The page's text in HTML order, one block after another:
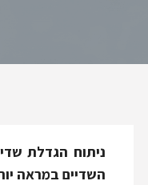
ניתוח הגדלת
השדיים במראה